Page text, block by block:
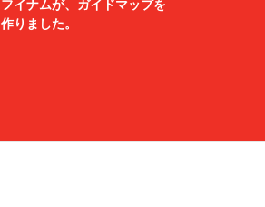
フイナムが、ガイドマップを
作りました。